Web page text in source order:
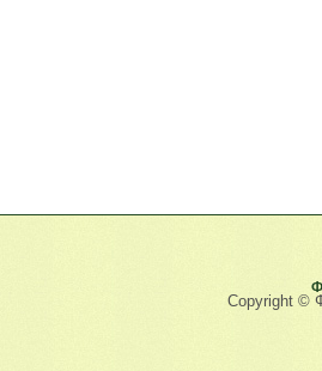
Copyright ©